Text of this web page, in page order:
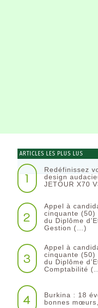
ARTICLES LES PLUS LUS
1
Redéfinissez
design
JETOUR X70
2
Appel à
cinquante (50)
du Diplôme
Gestion (…)
3
Appel à
cinquante (50)
du Diplôme
Comptabilité
4
Burkina : 18
bonnes